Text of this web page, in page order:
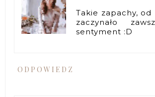
Takie zapachy,
zaczynało
sentyment :D
ODPOWIEDZ